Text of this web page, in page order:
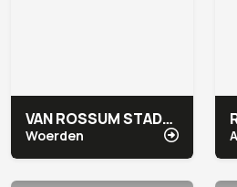
VAN ROSSUM STADSHOTEL
Woerden